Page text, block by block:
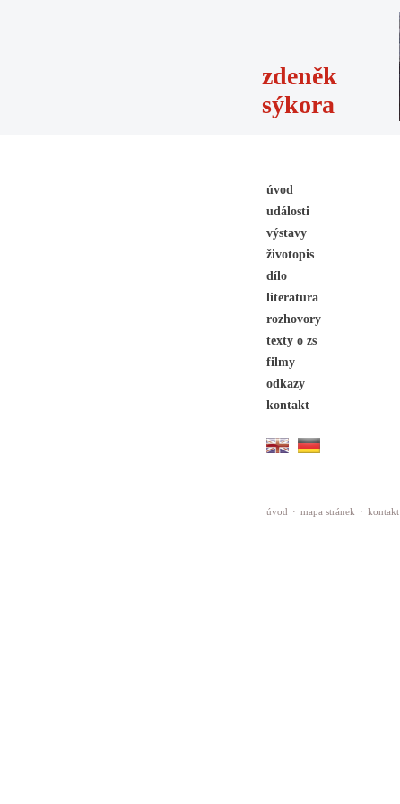
zdeněk
sýkora
úvod
události
výstavy
životopis
dílo
literatura
rozhovory
texty o zs
filmy
odkazy
kontakt
úvod · mapa stránek · kontakt